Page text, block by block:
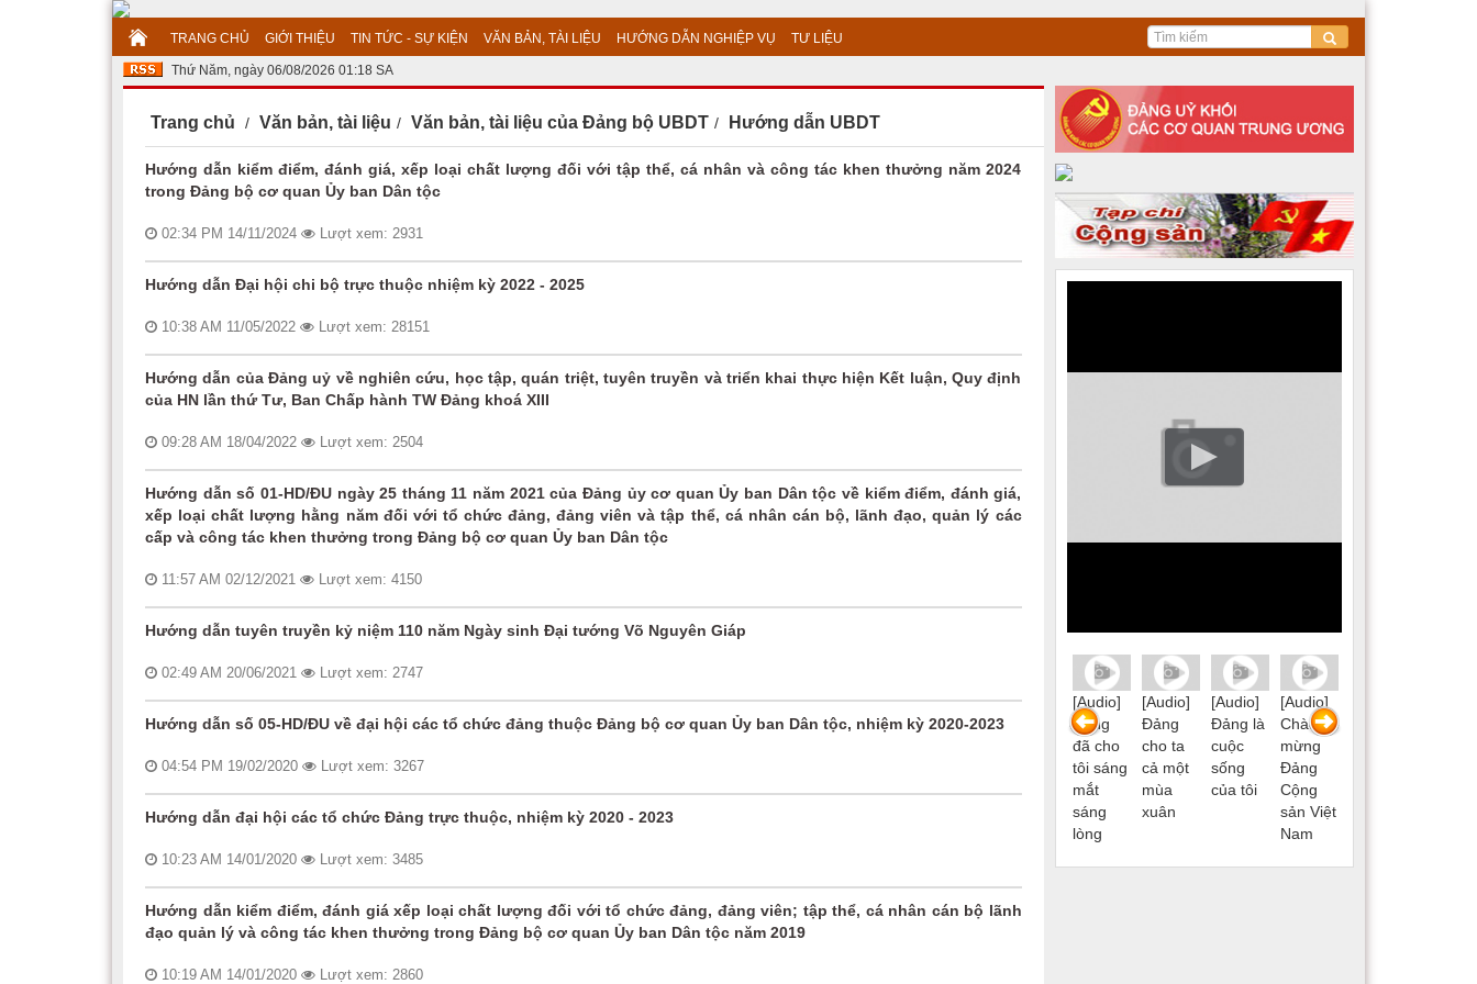
TRANG CHỦ GIỚI THIỆU TIN TỨC - SỰ KIỆN VĂN BẢN, TÀI LIỆU HƯỚNG DẪN NGHIỆP VỤ TƯ LIỆU
Thứ Năm, ngày 06/08/2026 01:18 SA
Trang chủ Văn bản, tài liệu Văn bản, tài liệu của Đảng bộ UBDT Hướng dẫn UBDT
Hướng dẫn kiểm điểm, đánh giá, xếp loại chất lượng đối với tập thể, cá nhân và công tác khen thưởng năm 2024
trong Đảng bộ cơ quan Ủy ban Dân tộc
02:34 PM 14/11/2024 Lượt xem: 2931
Hướng dẫn Đại hội chi bộ trực thuộc nhiệm kỳ 2022 - 2025
10:38 AM 11/05/2022 Lượt xem: 28151
Hướng dẫn của Đảng uỷ về nghiên cứu, học tập, quán triệt, tuyên truyền và triển khai thực hiện Kết luận, Quy định
của HN lần thứ Tư, Ban Chấp hành TW Đảng khoá XIII
09:28 AM 18/04/2022 Lượt xem: 2504
Hướng dẫn số 01-HD/ĐU ngày 25 tháng 11 năm 2021 của Đảng ủy cơ quan Ủy ban Dân tộc về kiểm điểm, đánh giá,
xếp loại chất lượng hằng năm đối với tổ chức đảng, đảng viên và tập thể, cá nhân cán bộ, lãnh đạo, quản lý các
cấp và công tác khen thưởng trong Đảng bộ cơ quan Ủy ban Dân tộc
11:57 AM 02/12/2021 Lượt xem: 4150
Hướng dẫn tuyên truyền kỷ niệm 110 năm Ngày sinh Đại tướng Võ Nguyên Giáp
02:49 AM 20/06/2021 Lượt xem: 2747
Hướng dẫn số 05-HD/ĐU về đại hội các tổ chức đảng thuộc Đảng bộ cơ quan Ủy ban Dân tộc, nhiệm kỳ 2020-2023
04:54 PM 19/02/2020 Lượt xem: 3267
Hướng dẫn đại hội các tổ chức Đảng trực thuộc, nhiệm kỳ 2020 - 2023
10:23 AM 14/01/2020 Lượt xem: 3485
Hướng dẫn kiểm điểm, đánh giá xếp loại chất lượng đối với tổ chức đảng, đảng viên; tập thể, cá nhân cán bộ lãnh
đạo quản lý và công tác khen thưởng trong Đảng bộ cơ quan Ủy ban Dân tộc năm 2019
10:19 AM 14/01/2020 Lượt xem: 2860
[Audio]
Đảng
mùa
[Audio]
Đảng là
của tôi
[Audio]
Chào
Cộng
[Audio]
Lá cờ
[Audio]
Đảng
đã cho
tôi sáng
mắt
sáng
lòng
[Audio]
Đảng
cho ta
cả một
mùa
xuân
[Audio]
Đảng là
cuộc
sống
của tôi
[Audio]
Chào
mừng
Đảng
Cộng
sản Việt
Nam